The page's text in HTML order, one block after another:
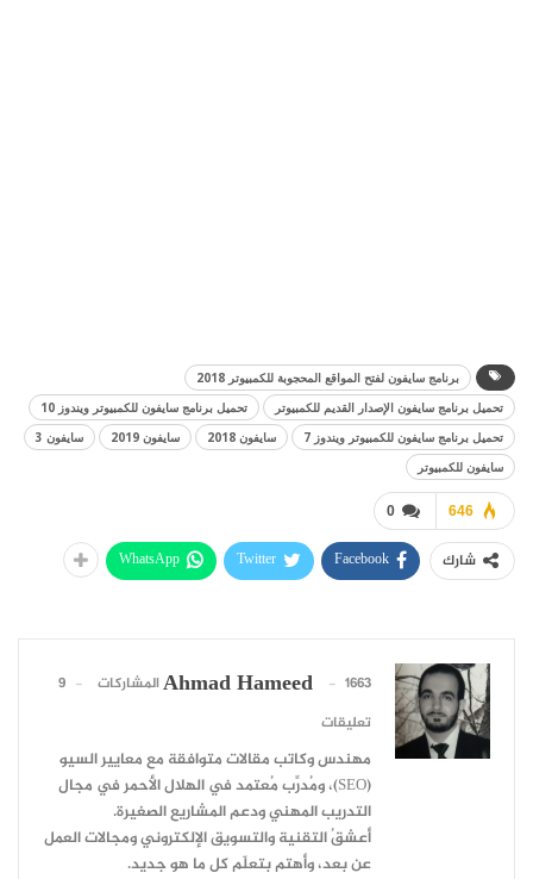
برنامج سايفون لفتح المواقع المحجوبة للكمبيوتر 2018
تحميل برنامج سايفون الإصدار القديم للكمبيوتر
تحميل برنامج سايفون للكمبيوتر ويندوز 10
تحميل برنامج سايفون للكمبيوتر ويندوز 7
سايفون 2018 سايفون 2019
سايفون 3
سايفون للكمبيوتر
0 646
شارك Facebook
Twitter
WhatsApp
Ahmad Hameed 1663 المشاركات
9
تعليقات
مهندس وكاتب مقالات متوافقة مع معايير السيو
(SEO)، ومُدرِّب مُعتمد في الهلال الأحمر في مجال
التدريب المهني ودعم المشاريع الصغيرة.
أعشقُ التقنية والتسويق الإلكتروني ومجالات العمل
عن بعد، وأهتم بتعلّم كل ما هو جديد.